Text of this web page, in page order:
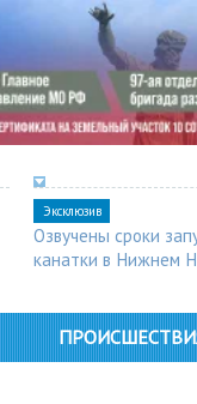
Эксклюзив
Озвучены сроки
канатки в Нижнем